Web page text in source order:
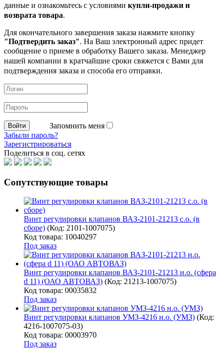
данные и ознакомьтесь с условиями купли-продажи и
возврата товара.
Для окончательного завершения заказа нажмите кнопку
"Подтвердить заказ". На Ваш электронный адрес придет
сообщение о приеме в обработку Вашего заказа. Менеджер
нашей компании в кратчайшие сроки свяжется с Вами для
подтверждения заказа и способа его отправки.
Запомнить меня
Забыли пароль?
Зарегистрироваться
Поделиться в соц. сетях
Сопутствующие товары
Винт регулировки клапанов ВАЗ-2101-21213 с.о. (в
сборе) (Код: 2101-1007075)
Код товара: 10040297
Под заказ
Винт регулировки клапанов ВАЗ-2101-21213 н.о. (сфера
d 11) (ОАО АВТОВАЗ) (Код: 21213-1007075)
Код товара: 00035832
Под заказ
Винт регулировки клапанов УМЗ-4216 н.о. (УМЗ) (Код:
4216-1007075-03)
Код товара: 00003970
Под заказ